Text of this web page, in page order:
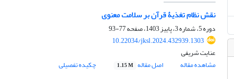
نقش نظام تغذیۀ قرآن بر سلامت معنوی
دوره 5، شماره 3، پاییز 1403، صفحه
77-93
10.22034/jksl.2024.432939.1303
عنایت شریفی
مشاهده مقاله
اصل مقاله 1.15 M چکیده تفصیلی